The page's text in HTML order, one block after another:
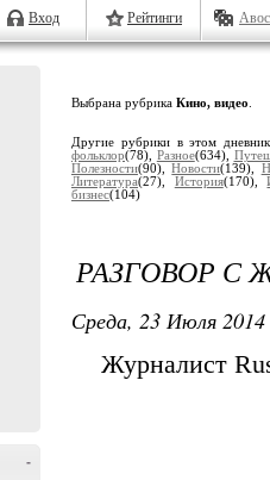
Вход Рейтинги
-
Выбрана рубрика Кино, видео
Другие рубрики в этом
фольклор(78), Разное(634),
Полезности(90),Новости(139),
Литература(27), История(170),
бизнес(104)
РАЗГОВОР С
Среда, 23 Июля
Журналист